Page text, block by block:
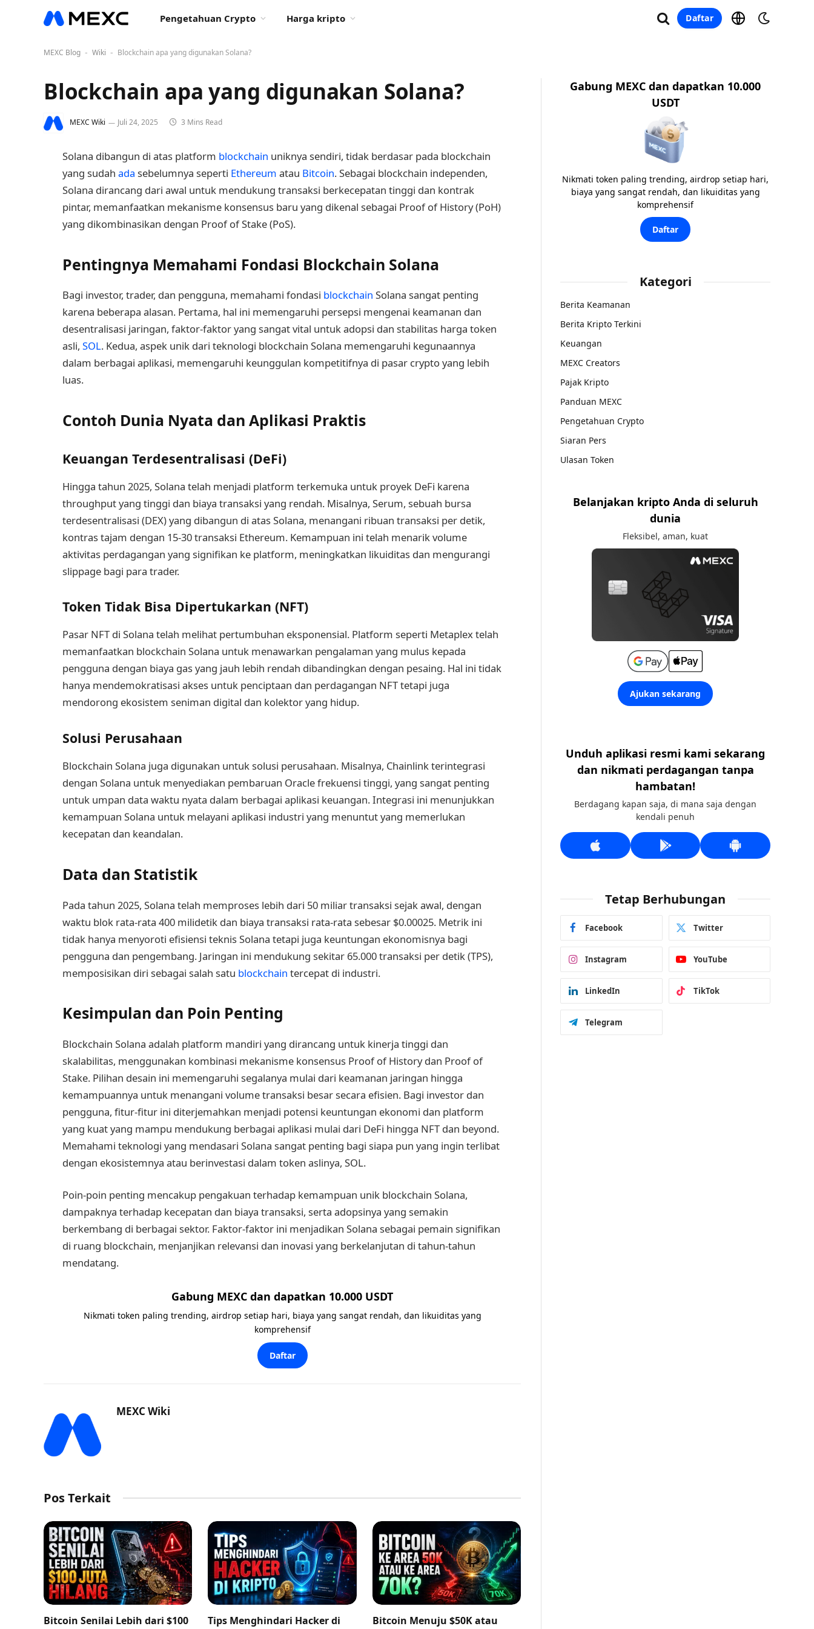
Pengetahuan Crypto Harga kripto Daftar
MEXC Blog - Wiki - Blockchain apa yang digunakan Solana?
Blockchain apa yang digunakan Solana?
MEXC Wiki Juli 24, 2025 3 Mins Read
Solana dibangun di atas platform blockchain uniknya sendiri, tidak berdasar pada blockchain
yang sudah ada sebelumnya seperti Ethereum atau Bitcoin. Sebagai blockchain independen,
Solana dirancang dari awal untuk mendukung transaksi berkecepatan tinggi dan kontrak
pintar, memanfaatkan mekanisme konsensus baru yang dikenal sebagai Proof of History (PoH)
yang dikombinasikan dengan Proof of Stake (PoS).
Pentingnya Memahami Fondasi Blockchain Solana
Bagi investor, trader, dan pengguna, memahami fondasi blockchain Solana sangat penting
karena beberapa alasan. Pertama, hal ini memengaruhi persepsi mengenai keamanan dan
desentralisasi jaringan, faktor-faktor yang sangat vital untuk adopsi dan stabilitas harga token
asli, SOL. Kedua, aspek unik dari teknologi blockchain Solana memengaruhi kegunaannya
dalam berbagai aplikasi, memengaruhi keunggulan kompetitifnya di pasar crypto yang lebih
luas.
Contoh Dunia Nyata dan Aplikasi Praktis
Keuangan Terdesentralisasi (DeFi)
Hingga tahun 2025, Solana telah menjadi platform terkemuka untuk proyek DeFi karena
throughput yang tinggi dan biaya transaksi yang rendah. Misalnya, Serum, sebuah bursa
terdesentralisasi (DEX) yang dibangun di atas Solana, menangani ribuan transaksi per detik,
kontras tajam dengan 15-30 transaksi Ethereum. Kemampuan ini telah menarik volume
aktivitas perdagangan yang signifikan ke platform, meningkatkan likuiditas dan mengurangi
slippage bagi para trader.
Token Tidak Bisa Dipertukarkan (NFT)
Pasar NFT di Solana telah melihat pertumbuhan eksponensial. Platform seperti Metaplex telah
memanfaatkan blockchain Solana untuk menawarkan pengalaman yang mulus kepada
pengguna dengan biaya gas yang jauh lebih rendah dibandingkan dengan pesaing. Hal ini tidak
hanya mendemokratisasi akses untuk penciptaan dan perdagangan NFT tetapi juga
mendorong ekosistem seniman digital dan kolektor yang hidup.
Solusi Perusahaan
Blockchain Solana juga digunakan untuk solusi perusahaan. Misalnya, Chainlink terintegrasi
dengan Solana untuk menyediakan pembaruan Oracle frekuensi tinggi, yang sangat penting
untuk umpan data waktu nyata dalam berbagai aplikasi keuangan. Integrasi ini menunjukkan
kemampuan Solana untuk melayani aplikasi industri yang menuntut yang memerlukan
kecepatan dan keandalan.
Data dan Statistik
Pada tahun 2025, Solana telah memproses lebih dari 50 miliar transaksi sejak awal, dengan
waktu blok rata-rata 400 milidetik dan biaya transaksi rata-rata sebesar $0.00025. Metrik ini
tidak hanya menyoroti efisiensi teknis Solana tetapi juga keuntungan ekonomisnya bagi
pengguna dan pengembang. Jaringan ini mendukung sekitar 65.000 transaksi per detik (TPS),
memposisikan diri sebagai salah satu blockchain tercepat di industri.
Kesimpulan dan Poin Penting
Blockchain Solana adalah platform mandiri yang dirancang untuk kinerja tinggi dan
skalabilitas, menggunakan kombinasi mekanisme konsensus Proof of History dan Proof of
Stake. Pilihan desain ini memengaruhi segalanya mulai dari keamanan jaringan hingga
kemampuannya untuk menangani volume transaksi besar secara efisien. Bagi investor dan
pengguna, fitur-fitur ini diterjemahkan menjadi potensi keuntungan ekonomi dan platform
yang kuat yang mampu mendukung berbagai aplikasi mulai dari DeFi hingga NFT dan beyond.
Memahami teknologi yang mendasari Solana sangat penting bagi siapa pun yang ingin terlibat
dengan ekosistemnya atau berinvestasi dalam token aslinya, SOL.
Poin-poin penting mencakup pengakuan terhadap kemampuan unik blockchain Solana,
dampaknya terhadap kecepatan dan biaya transaksi, serta adopsinya yang semakin
berkembang di berbagai sektor. Faktor-faktor ini menjadikan Solana sebagai pemain signifikan
di ruang blockchain, menjanjikan relevansi dan inovasi yang berkelanjutan di tahun-tahun
mendatang.
Gabung MEXC dan dapatkan 10.000 USDT
Nikmati token paling trending, airdrop setiap hari, biaya yang sangat rendah, dan likuiditas yang
komprehensif
Daftar
MEXC Wiki
Pos Terkait
Bitcoin Senilai Lebih dari $100
Tips Menghindari Hacker di
Bitcoin Menuju $50K atau
Gabung MEXC dan dapatkan 10.000
USDT
Nikmati token paling trending, airdrop setiap hari,
biaya yang sangat rendah, dan likuiditas yang
komprehensif
Daftar
Kategori
Berita Keamanan
Berita Kripto Terkini
Keuangan
MEXC Creators
Pajak Kripto
Panduan MEXC
Pengetahuan Crypto
Siaran Pers
Ulasan Token
Belanjakan kripto Anda di seluruh
dunia
Fleksibel, aman, kuat
Ajukan sekarang
Unduh aplikasi resmi kami sekarang
dan nikmati perdagangan tanpa
hambatan!
Berdagang kapan saja, di mana saja dengan
kendali penuh
Tetap Berhubungan
Facebook Twitter
Instagram YouTube
LinkedIn TikTok
Telegram